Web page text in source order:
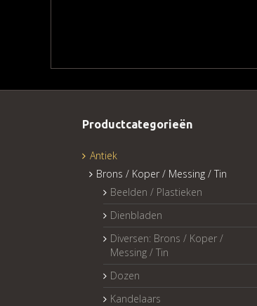
Productcategorieën
Antiek
Brons / Koper / Messing / Tin
Beelden / Plastieken
Dienbladen
Diversen: Brons / Koper /
Messing / Tin
Dozen
Kandelaars